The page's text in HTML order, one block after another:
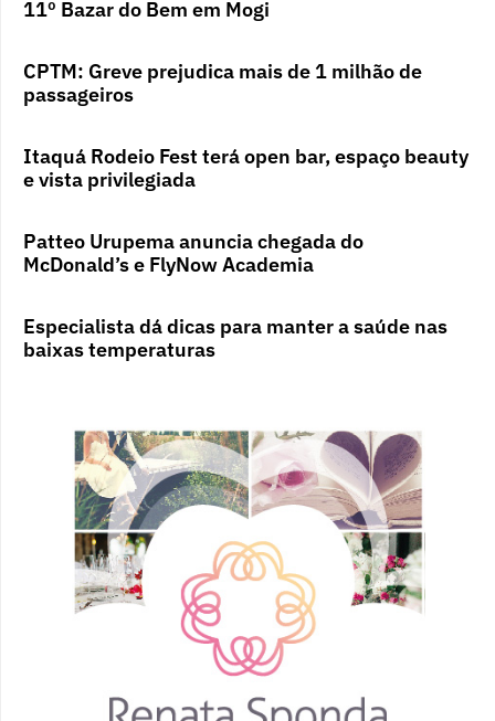
11º Bazar do Bem em Mogi
CPTM: Greve prejudica mais de 1 milhão de
passageiros
Itaquá Rodeio Fest terá open bar, espaço beauty
e vista privilegiada
Patteo Urupema anuncia chegada do
McDonald’s e FlyNow Academia
Especialista dá dicas para manter a saúde nas
baixas temperaturas